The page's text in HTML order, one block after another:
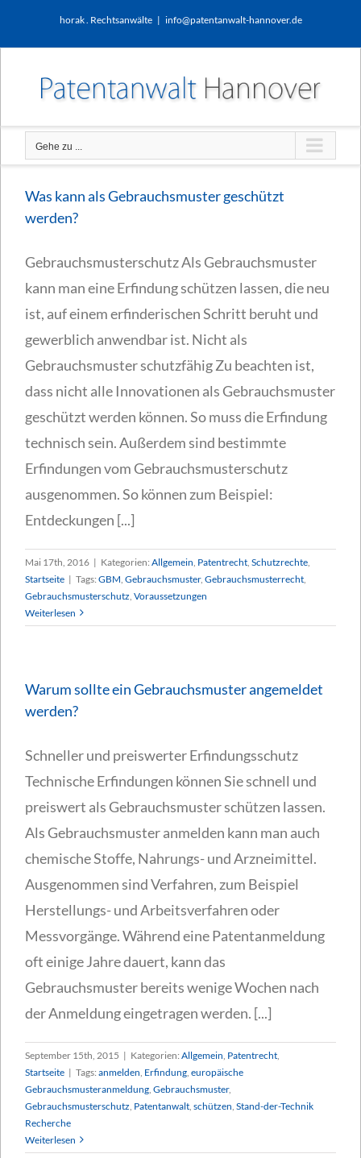
horak . Rechtsanwälte | info@patentanwalt-hannover.de
Gehe zu ...
Was kann als Gebrauchsmuster geschützt
werden?
Gebrauchsmusterschutz Als Gebrauchsmuster
kann man eine Erfindung schützen lassen, die neu
ist, auf einem erfinderischen Schritt beruht und
gewerblich anwendbar ist. Nicht als
Gebrauchsmuster schutzfähig Zu beachten ist,
dass nicht alle Innovationen als Gebrauchsmuster
geschützt werden können. So muss die Erfindung
technisch sein. Außerdem sind bestimmte
Erfindungen vom Gebrauchsmusterschutz
ausgenommen. So können zum Beispiel:
Entdeckungen [...]
Mai 17th, 2016 | Kategorien: Allgemein Patentrecht Schutzrechte
Startseite | Tags: GBM Gebrauchsmuster, Gebrauchsmusterrecht
Gebrauchsmusterschutz Voraussetzungen
Weiterlesen
Warum sollte ein Gebrauchsmuster angemeldet
werden?
Schneller und preiswerter Erfindungsschutz
Technische Erfindungen können Sie schnell und
preiswert als Gebrauchsmuster schützen lassen.
Als Gebrauchsmuster anmelden kann man auch
chemische Stoffe, Nahrungs- und Arzneimittel.
Ausgenommen sind Verfahren, zum Beispiel
Herstellungs- und Arbeitsverfahren oder
Messvorgänge. Während eine Patentanmeldung
oft einige Jahre dauert, kann das
Gebrauchsmuster bereits wenige Wochen nach
der Anmeldung eingetragen werden. [...]
September 15th, 2015 | Kategorien: Allgemein Patentrecht
Startseite | Tags: anmelden Erfindung europäische
Gebrauchsmusteranmeldung Gebrauchsmuster,
Gebrauchsmusterschutz Patentanwalt schützen Stand-der-Technik
Recherche
Weiterlesen